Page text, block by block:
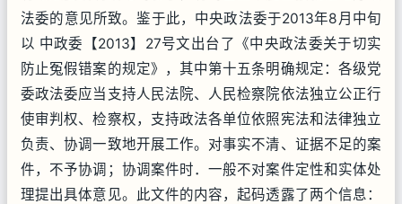
法委的意见所致。鉴于此，中央政法委于2013年8月中旬
以 中政委【2013】27号文出台了《中央政法委关于切实
防止冤假错案的规定》，其中第十五条明确规定：各级党
委政法委应当支持人民法院、人民检察院依法独立公正行
使审判权、检察权，支持政法各单位依照宪法和法律独立
负责、协调一致地开展工作。对事实不清、证据不足的案
件，不予协调；协调案件时．一般不对案件定性和实体处
理提出具体意见。此文件的内容，起码透露了两个信息：